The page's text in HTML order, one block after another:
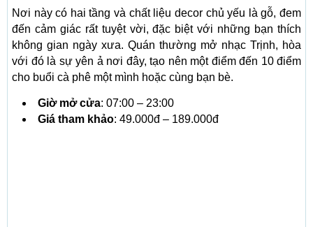
Nơi này có hai tầng và chất liệu decor chủ yếu là gỗ, đem
đến cảm giác rất tuyệt vời, đặc biệt với những bạn thích
không gian ngày xưa. Quán thường mở nhạc Trịnh, hòa
với đó là sự yên ả nơi đây, tạo nên một điểm đến 10 điểm
cho buổi cà phê một mình hoặc cùng bạn bè.
Giờ mở cửa: 07:00 – 23:00
Giá tham khảo: 49.000đ – 189.000đ